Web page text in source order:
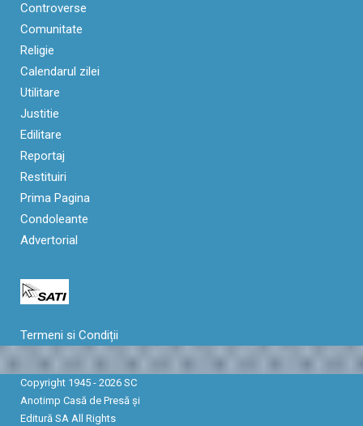
Controverse
Comunitate
Religie
Calendarul zilei
Utilitare
Justitie
Edilitare
Reportaj
Restituiri
Prima Pagina
Condoleante
Advertorial
Termeni si Condiții
Copyright 1945 - 2026 SC
Anotimp Casă de Presă şi
Editură SA All Rights